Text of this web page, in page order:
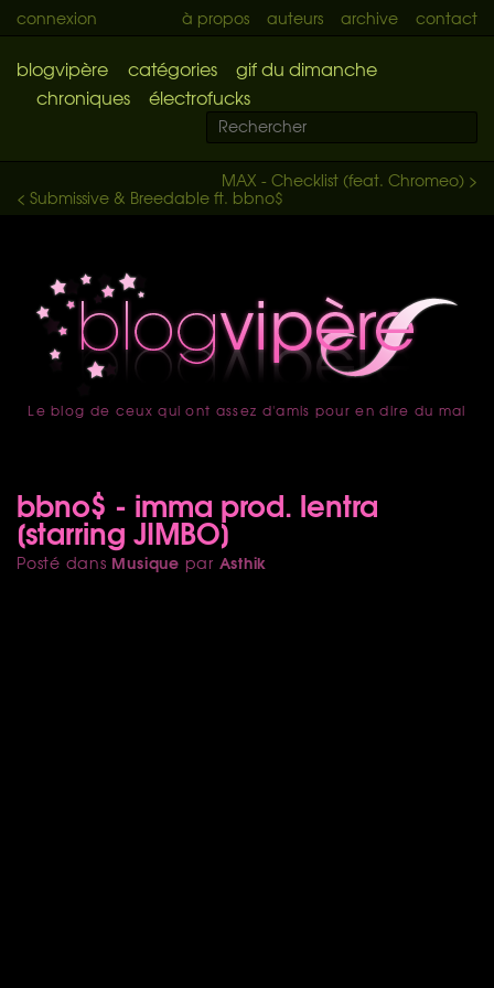
connexion à propos auteurs archive contact
blogvipère catégories
gif du dimanche
chroniques
électrofucks
MAX - Checklist (feat. Chromeo) >
< Submissive & Breedable ft. bbno$
accueil
Le blog de ceux qui ont assez d'amis pour en dire du mal
bbno$ - imma prod. lentra
[starring JIMBO]
Posté dans Musique par Asthik